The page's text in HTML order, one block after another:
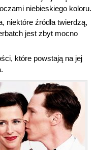
niebieskiego koloru.
niektóre źródła twierdzą,
jest zbyt mocno
które powstają na jej